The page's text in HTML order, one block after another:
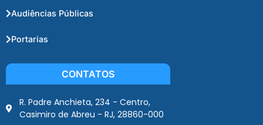
Audiências Públicas
Portarias
CONTATOS
R. Padre Anchieta, 234 - Centro,
Casimiro de Abreu - RJ, 28860-000